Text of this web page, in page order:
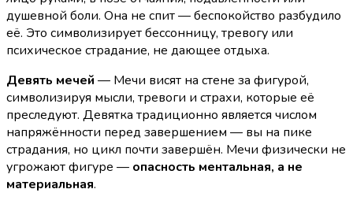
душевной боли. Она не спит — беспокойство разбудило
её. Это символизирует бессонницу, тревогу или
психическое страдание, не дающее отдыха.
Девять мечей — Мечи висят на стене за фигурой,
символизируя мысли, тревоги и страхи, которые её
преследуют. Девятка традиционно является числом
напряжённости перед завершением — вы на пике
страдания, но цикл почти завершён. Мечи физически не
угрожают фигуре — опасность ментальная, а не
материальная.